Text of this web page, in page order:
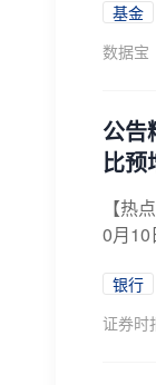
基金
数据宝
公告
比预
【热
0月10
银行
证券时